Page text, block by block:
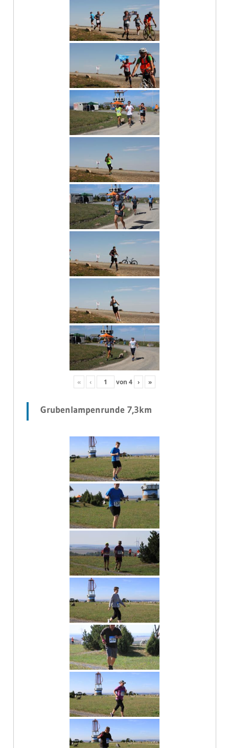
« ‹ von 4 › »
Grubenlampenrunde 7,3km